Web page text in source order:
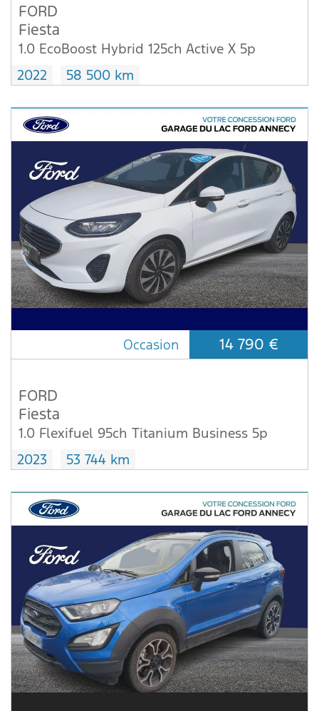
FORD
Fiesta
1.0 EcoBoost Hybrid 125ch Active X 5p
2022
58 500 km
Occasion 14 790 €
FORD
Fiesta
1.0 Flexifuel 95ch Titanium Business 5p
2023
53 744 km